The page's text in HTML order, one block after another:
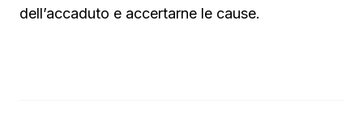
dell’accaduto e accertarne le cause.